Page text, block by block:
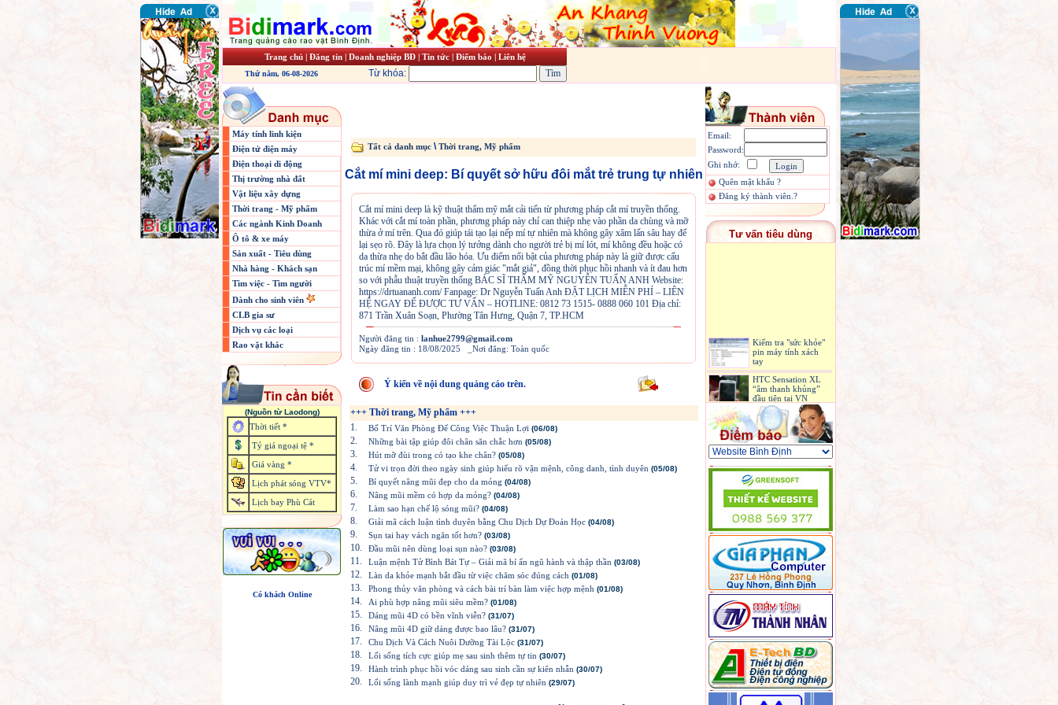
Trang chủ|Đăng tin|Doanh nghiệp BĐ|Tin tức|Điểm báo |Liên hệ
Thứ năm, 06-08-2026 Từ khóa:
Máy tính linh kiện
Điện tử điện máy
Điện thoại di động
Thị trường nhà đất
Vật liệu xây dựng
Thời trang - Mỹ phẩm
Các ngành Kinh Doanh
Ô tô & xe máy
Sản xuất - Tiêu dùng
Nhà hàng - Khách sạn
Tìm việc - Tìm người
Dành cho sinh viên
CLB gia sư
Dịch vụ các loại
Rao vặt khác
(Nguồn từ Laodong)
Thời tiết *
Tỷ giá ngoại tệ *
Giá vàng *
Lịch phát sóng VTV*
Lịch bay Phù Cát
Có khách Online
Tất cả danh mục \Thời trang, Mỹ phẩm
Cắt mí mini deep: Bí quyết sở hữu đôi mắt trẻ trung tự nhiên
Cắt mí mini deep là kỹ thuật thẩm mỹ mắt cải tiến từ phương pháp cắt mí truyền thống.
Khác với cắt mí toàn phần, phương pháp này chỉ can thiệp nhẹ vào phần da chùng và mỡ
thừa ở mí trên. Qua đó giúp tái tạo lại nếp mí tự nhiên mà không gây xâm lấn sâu hay để
lại sẹo rõ. Đây là lựa chọn lý tưởng dành cho người trẻ bị mí lót, mí không đều hoặc có
da thừa nhẹ do bắt đầu lão hóa. Ưu điểm nổi bật của phương pháp này là giữ được cấu
trúc mí mềm mại, không gây cảm giác "mắt giả", đồng thời phục hồi nhanh và ít đau hơn
so với phẫu thuật truyền thống BÁC SĨ THẨM MỸ NGUYỄN TUẤN ANH Website: ​
https://drtuananh.com/ Fanpage: Dr Nguyễn Tuấn Anh ĐẶT LỊCH MIỄN PHÍ – LIÊN
HỆ NGAY ĐỂ ĐƯỢC TƯ VẤN – HOTLINE: 0812 73 1515- 0888 060 101 Địa chỉ:
871 Trần Xuân Soạn, Phường Tân Hưng, Quận 7, TP.HCM
Người đăng tin : lanhue2799@gmail.com
Ngày đăng tin : 18/08/2025 _Nơi đăng: Toàn quốc
Ý kiến về nội dung quảng cáo trên.
+++ Thời trang, Mỹ phẩm +++
1.
Bố Trí Văn Phòng Để Công Việc Thuận Lợi (06/08)
2. Những bài tập giúp đôi chân săn chắc hơn (05/08)
3. Hút mỡ đùi trong có tạo khe chân? (05/08)
4. Tử vi trọn đời theo ngày sinh giúp hiểu rõ vận mệnh, công danh, tình duyên (05/08)
5. Bí quyết nâng mũi đẹp cho da mỏng (04/08)
6. Nâng mũi mềm có hợp da mỏng? (04/08)
7. Làm sao hạn chế lộ sóng mũi? (04/08)
8. Giải mã cách luận tình duyên bằng Chu Dịch Dự Đoán Học (04/08)
9. Sụn tai hay vách ngăn tốt hơn? (03/08)
10. Đầu mũi nên dùng loại sụn nào? (03/08)
11. Luận mệnh Tử Bình Bát Tự – Giải mã bí ẩn ngũ hành và thập thần (03/08)
12. Làn da khỏe mạnh bắt đầu từ việc chăm sóc đúng cách (01/08)
13. Phong thủy văn phòng và cách bài trí bàn làm việc hợp mệnh (01/08)
14. Ai phù hợp nâng mũi siêu mềm? (01/08)
15. Dáng mũi 4D có bền vĩnh viễn? (31/07)
16. Nâng mũi 4D giữ dáng được bao lâu? (31/07)
17. Chu Dịch Và Cách Nuôi Dưỡng Tài Lộc (31/07)
18. Lối sống tích cực giúp mẹ sau sinh thêm tự tin (30/07)
19. Hành trình phục hồi vóc dáng sau sinh cần sự kiên nhẫn (30/07)
20. Lối sống lành mạnh giúp duy trì vẻ đẹp tự nhiên (29/07)
Email:
Password:
Ghi nhớ:
Quên mật khẩu ?
Đăng ký thành viên.?
Tư vấn tiêu dùng
Kiểm tra "sức khỏe"
pin máy tính xách
tay
HTC Sensation XL
“âm thanh khủng”
đầu tiên tại VN
Máy ảnh không cần
lấy nét đầu tiên ra
mắt, giá 399 USD
iPhone 4S bản quốc
tế có mặt ở Sài Gòn
6 laptop hấp dẫn
được bán ở Việt Nam
trong tháng 9
3 phiên bản Galaxy
S II 'tổng tấn công'
iPhone 5 ở Mỹ
Sony sản xuất màn
hình OLED giá rẻ
hơn 3 lần
Camera du lịch chụp
ảnh ngay cả khi
đang quay video
Mối đe dọa lớn của
Intel đến từ ARM
Netbook sạc bằng